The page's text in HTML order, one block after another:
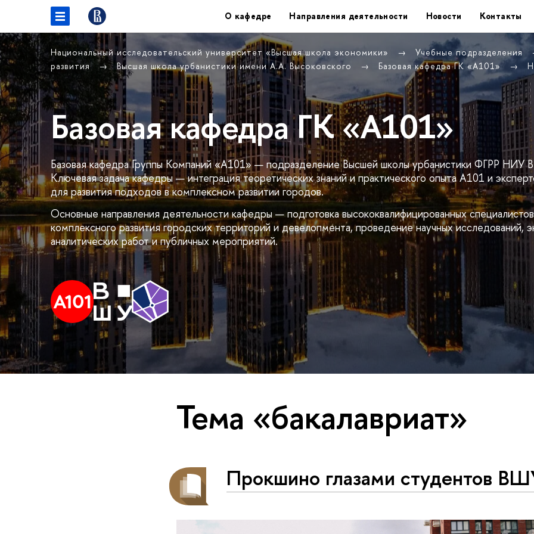
О кафедре Направления деятельности Новости Контакты
Национальный исследовательский университет «Высшая школа экономики»
Учебные подразделения
развития
Высшая школа урбанистики имени А.А. Высоковского Базовая кафедра ГК «А101»
Базовая кафедра ГК «А101»
Базовая кафедра Группы Компаний «А101» — подразделение Высшей школы урбанистики ФГРР НИУ
Ключевая задача кафедры — интеграция теоретических знаний и практического опыта А101 и
для развития подходов в комплексном развитии городов.
Основные направления деятельности кафедры — подготовка высококвалифицированных
комплексного развития городских территорий и девелопмента, проведение научных исследований,
аналитических работ и публичных мероприятий.
Тема «бакалавриат»
Прокшино глазами студентов